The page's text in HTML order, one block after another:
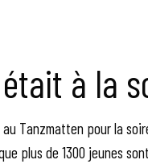
à la
Tanzmatten pour la
plus de 1300 jeunes